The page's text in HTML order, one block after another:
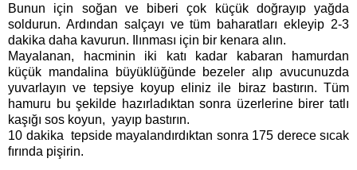
Bunun için soğan ve biberi çok küçük doğrayıp yağda
soldurun. Ardından salçayı ve tüm baharatları ekleyip 2-3
dakika daha kavurun. Ilınması için bir kenara alın.
Mayalanan, hacminin iki katı kadar kabaran hamurdan
küçük mandalina büyüklüğünde bezeler alıp avucunuzda
yuvarlayın ve tepsiye koyup eliniz ile biraz bastırın. Tüm
hamuru bu şekilde hazırladıktan sonra üzerlerine birer tatlı
kaşığı sos koyun, yayıp bastırın.
10 dakika tepside mayalandırdıktan sonra 175 derece sıcak
fırında pişirin.